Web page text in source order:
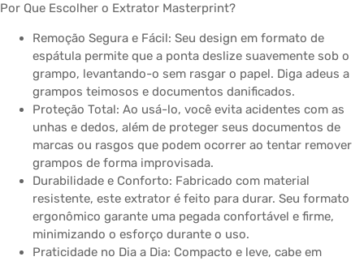
Por Que Escolher o Extrator Masterprint?
Remoção Segura e Fácil: Seu design em formato de
espátula permite que a ponta deslize suavemente sob o
grampo, levantando-o sem rasgar o papel. Diga adeus a
grampos teimosos e documentos danificados.
Proteção Total: Ao usá-lo, você evita acidentes com as
unhas e dedos, além de proteger seus documentos de
marcas ou rasgos que podem ocorrer ao tentar remover
grampos de forma improvisada.
Durabilidade e Conforto: Fabricado com material
resistente, este extrator é feito para durar. Seu formato
ergonômico garante uma pegada confortável e firme,
minimizando o esforço durante o uso.
Praticidade no Dia a Dia: Compacto e leve, cabe em